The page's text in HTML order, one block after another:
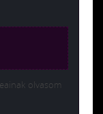
olvasom